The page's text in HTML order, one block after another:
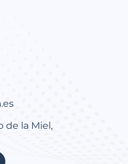
de la Miel,